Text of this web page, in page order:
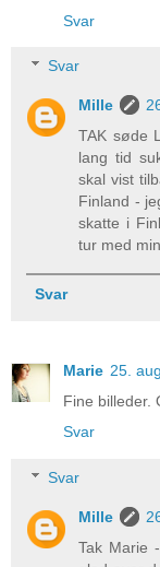
Svar
Svar
Mille
TAK søde
lang tid
skal vist
Finland -
skatte i
tur med
Svar
Marie 25.
Fine billeder.
Svar
Svar
Mille
Tak Marie